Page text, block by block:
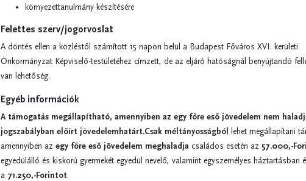
környezettanulmány készítésére
Felettes szerv/jogorvoslat
A döntés ellen a közléstől számított 15 napon belül a Budapest Főváros XVI. kerületi
Önkormányzat Képviselő-testületéhez címzett, de az eljáró hatóságnál benyújtandó
van lehetőség.
Egyéb információk
A támogatás megállapítható, amennyiben az egy főre eső jövedelem nem
jogszabályban előírt jövedelemhatárt.Csak méltányosságból
lehet megállapítani
amennyiben az egy főre eső jövedelem meghaladja családos esetén az 57.000,-
egyedülálló és kiskorú gyermekét egyedül nevelő, valamint egyszemélyes háztartásban
a 71.250,-Forintot.